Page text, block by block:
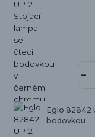
Eglo 82842
bodovkou